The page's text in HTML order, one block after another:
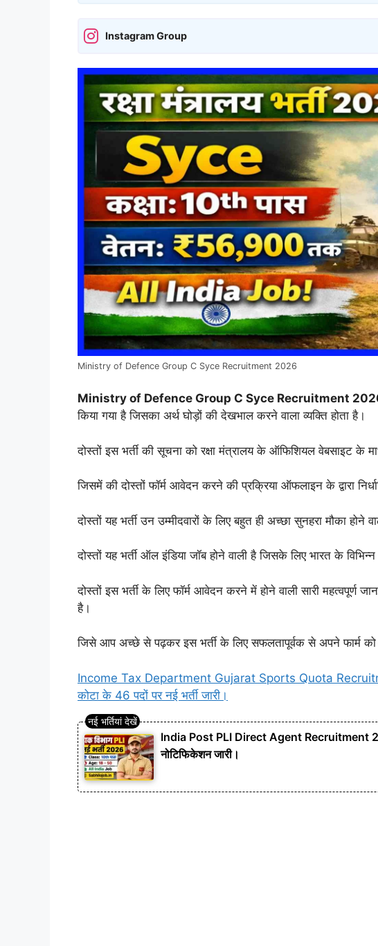
Instagram Group
Ministry of Defence Group C Syce Recruitment 2026
Ministry of Defence Group C Syce Recruitment
किया गया है जिसका अर्थ घोड़ों की देखभाल करने वाला व्यक्ति होता है।
दोस्तों इस भर्ती की सूचना को रक्षा मंत्रालय के ऑफिशियल वेबसाइट के
जिसमें की दोस्तों फॉर्म आवेदन करने की प्रक्रिया ऑफलाइन के द्वारा
दोस्तों यह भर्ती उन उम्मीदवारों के लिए बहुत ही अच्छा सुनहरा मौका होने
दोस्तों यह भर्ती ऑल इंडिया जॉब होने वाली है जिसके लिए भारत के
दोस्तों इस भर्ती के लिए फॉर्म आवेदन करने में होने वाली सारी महत्वपूर्ण
है।
जिसे आप अच्छे से पढ़कर इस भर्ती के लिए सफलतापूर्वक से अपने फार्म
Income Tax Department Gujarat Sports Quota
कोटा के 46 पदों पर नई भर्ती जारी।
India Post PLI Direct Agent Recruitment
नोटिफिकेशन जारी।